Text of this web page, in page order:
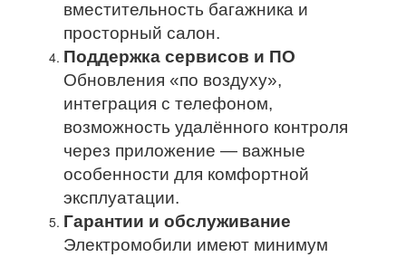
вместительность багажника и
просторный салон.
Поддержка сервисов и ПО
Обновления «по воздуху»,
интеграция с телефоном,
возможность удалённого контроля
через приложение — важные
особенности для комфортной
эксплуатации.
Гарантии и обслуживание
Электромобили имеют минимум